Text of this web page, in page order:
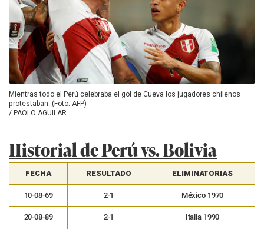
Mientras todo el Perú celebraba el gol de Cueva los jugadores chilenos
protestaban. (Foto: AFP)
/ PAOLO AGUILAR
Historial de Perú vs. Bolivia
FECHA RESULTADO ELIMINATORIAS
10-08-69 2-1 México 1970
20-08-89 2-1 Italia 1990